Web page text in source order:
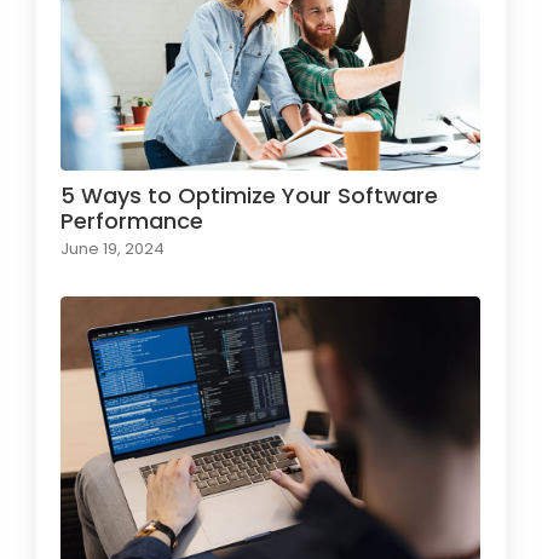
5 Ways to Optimize Your Software
Performance
June 19, 2024